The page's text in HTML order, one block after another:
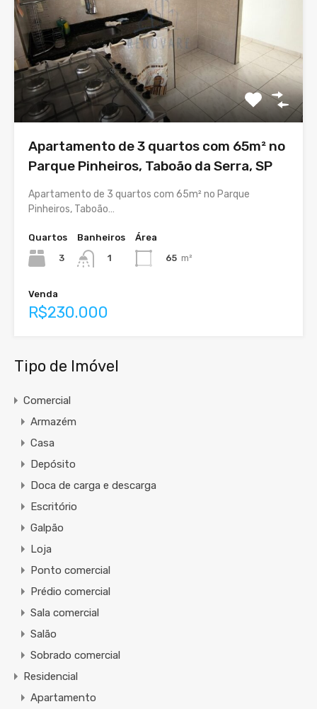
Apartamento de 3 quartos com 65m² no
Parque Pinheiros, Taboão da Serra, SP
Apartamento de 3 quartos com 65m² no Parque
Pinheiros, Taboão…
Quartos
3
Banheiros
1
Área
65 m²
Venda
R$230.000
Tipo de Imóvel
Comercial
Armazém
Casa
Depósito
Doca de carga e descarga
Escritório
Galpão
Loja
Ponto comercial
Prédio comercial
Sala comercial
Salão
Sobrado comercial
Residencial
Apartamento